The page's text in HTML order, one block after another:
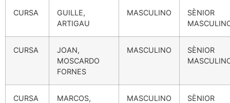
CURSA
GUILLE,
ARTIGAU
MASCULINO
SÈNIOR
CURSA
JOAN,
MOSCARDO
FORNES
MASCULINO
SÈNIOR
CURSA
MARCOS,
MASCULINO
SÈNIOR